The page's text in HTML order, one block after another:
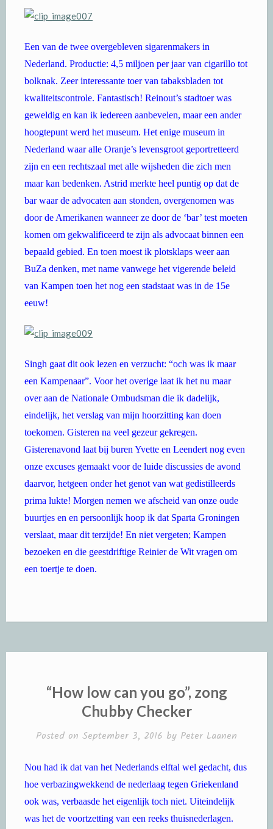
Een van de twee overgebleven sigarenmakers in
Nederland. Productie: 4,5 miljoen per jaar van cigarillo tot
bolknak. Zeer interessante toer van tabaksbladen tot
kwaliteitscontrole. Fantastisch! Reinout’s stadtoer was
geweldig en kan ik iedereen aanbevelen, maar een ander
hoogtepunt werd het museum. Het enige museum in
Nederland waar alle Oranje’s levensgroot geportretteerd
zijn en een rechtszaal met alle wijsheden die zich men
maar kan bedenken. Astrid merkte heel puntig op dat de
bar waar de advocaten aan stonden, overgenomen was
door de Amerikanen wanneer ze door de ‘bar’ test moeten
komen om gekwalificeerd te zijn als advocaat binnen een
bepaald gebied. En toen moest ik plotsklaps weer aan
BuZa denken, met name vanwege het vigerende beleid
van Kampen toen het nog een stadstaat was in de 15e
eeuw!
Singh gaat dit ook lezen en verzucht: “och was ik maar
een Kampenaar”. Voor het overige laat ik het nu maar
over aan de Nationale Ombudsman die ik dadelijk,
eindelijk, het verslag van mijn hoorzitting kan doen
toekomen. Gisteren na veel gezeur gekregen.
Gisterenavond laat bij buren Yvette en Leendert nog even
onze excuses gemaakt voor de luide discussies de avond
daarvor, hetgeen onder het genot van wat gedistilleerds
prima lukte! Morgen nemen we afscheid van onze oude
buurtjes en en persoonlijk hoop ik dat Sparta Groningen
verslaat, maar dit terzijde! En niet vergeten; Kampen
bezoeken en die geestdriftige Reinier de Wit vragen om
een toertje te doen.
“How low can you go”, zong
Chubby Checker
Posted on September 3, 2016 by Peter Laanen
Nou had ik dat van het Nederlands elftal wel gedacht, dus
hoe verbazingwekkend de nederlaag tegen Griekenland
ook was, verbaasde het eigenlijk toch niet. Uiteindelijk
was het de voortzetting van een reeks thuisnederlagen.